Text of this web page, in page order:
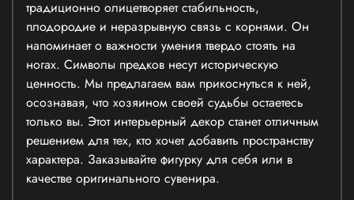
традиционно олицетворяет стабильность,
плодородие и неразрывную связь с корнями. Он
напоминает о важности умения твердо стоять на
ногах. Символы предков несут историческую
ценность. Мы предлагаем вам прикоснуться к ней,
осознавая, что хозяином своей судьбы остаетесь
только вы. Этот интерьерный декор станет отличным
решением для тех, кто хочет добавить пространству
характера. Заказывайте фигурку для себя или в
качестве оригинального сувенира.